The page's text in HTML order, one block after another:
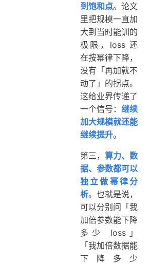
到饱和点。论文
里把规模一直加
大到当时能训的
极限，loss 还
在按幂律下降，
没有「再加就不
动了」的拐点。
这给业界传递了
一个信号： 继续
加大规模就还能
继续提升。
第三， 算力、数
据、参数都可以
独立做幂律分
析。也就是说，
可以分别问「我
加倍参数能下降
多少 loss」
「我加倍数据能
下降多少